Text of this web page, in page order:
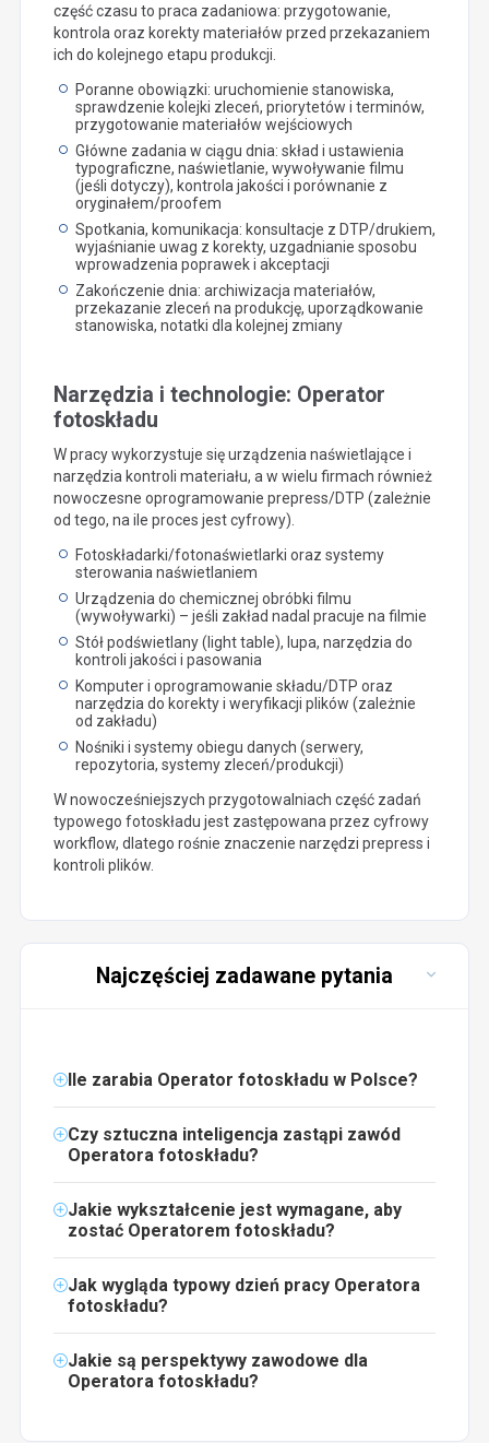
część czasu to praca zadaniowa: przygotowanie,
kontrola oraz korekty materiałów przed przekazaniem
ich do kolejnego etapu produkcji.
Poranne obowiązki: uruchomienie stanowiska,
sprawdzenie kolejki zleceń, priorytetów i terminów,
przygotowanie materiałów wejściowych
Główne zadania w ciągu dnia: skład i ustawienia
typograficzne, naświetlanie, wywoływanie filmu
(jeśli dotyczy), kontrola jakości i porównanie z
oryginałem/proofem
Spotkania, komunikacja: konsultacje z DTP/drukiem,
wyjaśnianie uwag z korekty, uzgadnianie sposobu
wprowadzenia poprawek i akceptacji
Zakończenie dnia: archiwizacja materiałów,
przekazanie zleceń na produkcję, uporządkowanie
stanowiska, notatki dla kolejnej zmiany
Narzędzia i technologie: Operator
fotoskładu
W pracy wykorzystuje się urządzenia naświetlające i
narzędzia kontroli materiału, a w wielu firmach również
nowoczesne oprogramowanie prepress/DTP (zależnie
od tego, na ile proces jest cyfrowy).
Fotoskładarki/fotonaświetlarki oraz systemy
sterowania naświetlaniem
Urządzenia do chemicznej obróbki filmu
(wywoływarki) – jeśli zakład nadal pracuje na filmie
Stół podświetlany (light table), lupa, narzędzia do
kontroli jakości i pasowania
Komputer i oprogramowanie składu/DTP oraz
narzędzia do korekty i weryfikacji plików (zależnie
od zakładu)
Nośniki i systemy obiegu danych (serwery,
repozytoria, systemy zleceń/produkcji)
W nowocześniejszych przygotowalniach część zadań
typowego fotoskładu jest zastępowana przez cyfrowy
workflow, dlatego rośnie znaczenie narzędzi prepress i
kontroli plików.
Najczęściej zadawane pytania
Ile zarabia Operator fotoskładu w Polsce?
Czy sztuczna inteligencja zastąpi zawód
Operatora fotoskładu?
Jakie wykształcenie jest wymagane, aby
zostać Operatorem fotoskładu?
Jak wygląda typowy dzień pracy Operatora
fotoskładu?
Jakie są perspektywy zawodowe dla
Operatora fotoskładu?